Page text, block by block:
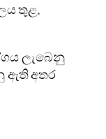
තුළ,
ලැබෙනු
ඇති අතර